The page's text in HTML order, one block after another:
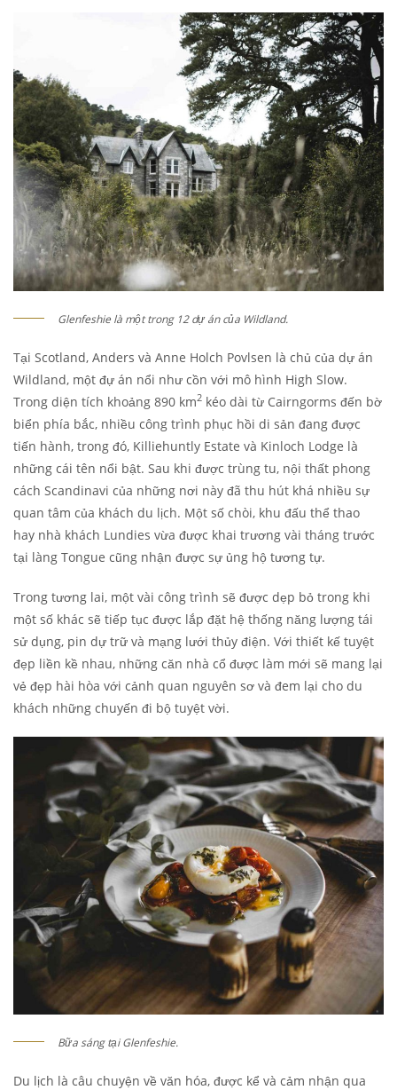
Glenfeshie là một trong 12 dự án của Wildland.
Tại Scotland, Anders và Anne Holch Povlsen là chủ của dự án
Wildland, một đự án nổi như cồn với mô hình High Slow.
Trong diện tích khoảng 890 km2 kéo dài từ Cairngorms đến bờ
biển phía bắc, nhiều công trình phục hồi di sản đang được
tiến hành, trong đó, Killiehuntly Estate và Kinloch Lodge là
những cái tên nổi bật. Sau khi được trùng tu, nội thất phong
cách Scandinavi của những nơi này đã thu hút khá nhiều sự
quan tâm của khách du lịch. Một số chòi, khu đấu thể thao
hay nhà khách Lundies vừa được khai trương vài tháng trước
tại làng Tongue cũng nhận được sự ủng hộ tương tự.
Trong tương lai, một vài công trình sẽ được dẹp bỏ trong khi
một số khác sẽ tiếp tục được lắp đặt hệ thống năng lượng tái
sử dụng, pin dự trữ và mạng lưới thủy điện. Với thiết kế tuyệt
đẹp liền kề nhau, những căn nhà cổ được làm mới sẽ mang lại
vẻ đẹp hài hòa với cảnh quan nguyên sơ và đem lại cho du
khách những chuyến đi bộ tuyệt vời.
Bữa sáng tại Glenfeshie.
Du lịch là câu chuyện về văn hóa, được kể và cảm nhận qua